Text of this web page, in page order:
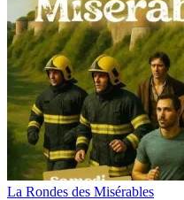
La Rondes des Misérables